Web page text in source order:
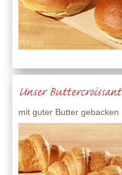
Unser Buttercroissant
mit guter Butter gebacken